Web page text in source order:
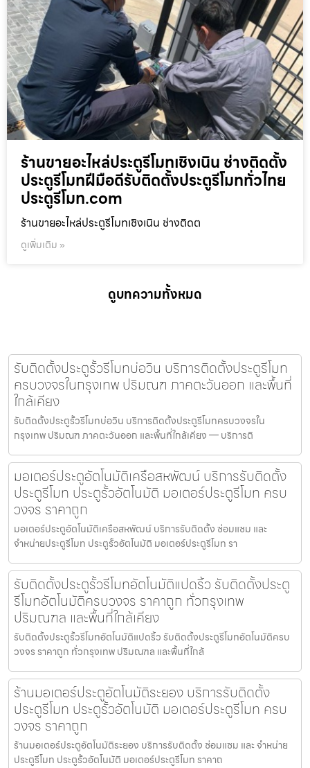
ร้านขายอะไหล่ประตูรีโมทเชิงเนิน ช่างติดตั้ง
ประตูรีโมทฝีมือดีรับติดตั้งประตูรีโมททั่วไทย
ประตูรีโมท.com
ร้านขายอะไหล่ประตูรีโมทเชิงเนิน ช่างติดต
ดูเพิ่มเติม »
ดูบทความทั้งหมด
รับติดตั้งประตูรั้วรีโมทบ่อวิน บริการติดตั้งประตูรีโมท
ครบวงจรในกรุงเทพ ปริมณฑ ภาคตะวันออก และพื้นที่
ใกล้เคียง
รับติดตั้งประตูรั้วรีโมทบ่อวิน บริการติดตั้งประตูรีโมทครบวงจรใน
กรุงเทพ ปริมณฑ ภาคตะวันออก และพื้นที่ใกล้เคียง — บริการติ
มอเตอร์ประตูอัตโนมัติเครือสหพัฒน์ บริการรับติดตั้ง
ประตูรีโมท ประตูรั้วอัตโนมัติ มอเตอร์ประตูรีโมท ครบ
วงจร ราคาถูก
มอเตอร์ประตูอัตโนมัติเครือสหพัฒน์ บริการรับติดตั้ง ซ่อมแซม และ
จำหน่ายประตูรีโมท ประตูรั้วอัตโนมัติ มอเตอร์ประตูรีโมท รา
รับติดตั้งประตูรั้วรีโมทอัตโนมัติแปดริ้ว รับติดตั้งประตู
รีโมทอัตโนมัติครบวงจร ราคาถูก ทั่วกรุงเทพ
ปริมณฑล และพื้นที่ใกล้เคียง
รับติดตั้งประตูรั้วรีโมทอัตโนมัติแปดริ้ว รับติดตั้งประตูรีโมทอัตโนมัติครบ
วงจร ราคาถูก ทั่วกรุงเทพ ปริมณฑล และพื้นที่ใกล้
ร้านมอเตอร์ประตูอัตโนมัติระยอง บริการรับติดตั้ง
ประตูรีโมท ประตูรั้วอัตโนมัติ มอเตอร์ประตูรีโมท ครบ
วงจร ราคาถูก
ร้านมอเตอร์ประตูอัตโนมัติระยอง บริการรับติดตั้ง ซ่อมแซม และ จำหน่าย
ประตูรีโมท ประตูรั้วอัตโนมัติ มอเตอร์ประตูรีโมท ราคาถ